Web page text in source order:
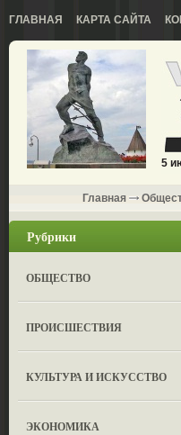
ГЛАВНАЯ КАРТА САЙТА
5
Главная
Рубрики
ОБЩЕСТВО
ПРОИСШЕСТВИЯ
КУЛЬТУРА И ИСКУССТВО
ЭКОНОМИКА